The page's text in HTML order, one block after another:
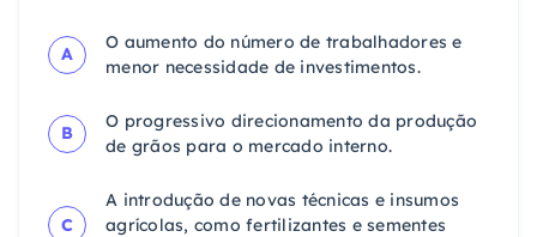
A
O aumento do número de trabalhadores e
menor necessidade de investimentos.
B
O progressivo direcionamento da produção
de grãos para o mercado interno.
C
A introdução de novas técnicas e insumos
agrícolas, como fertilizantes e sementes